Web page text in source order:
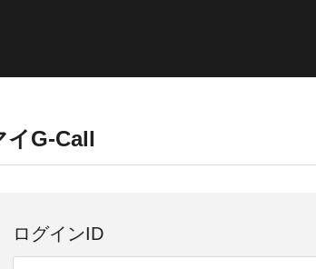
イG-Call
ログインID